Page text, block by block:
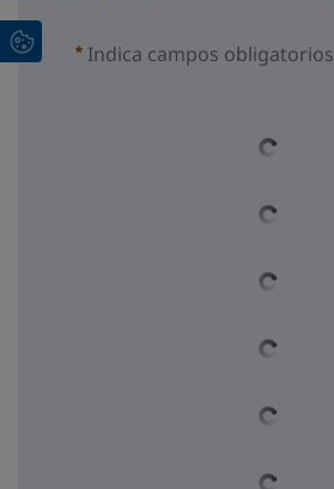
Indica campos obligatorios